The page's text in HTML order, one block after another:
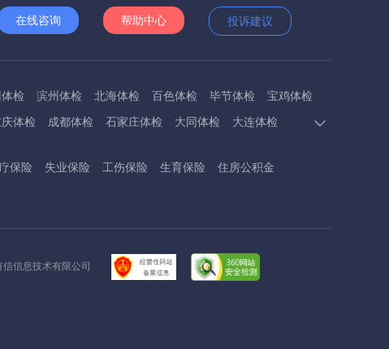
在线咨询 帮助中心 投诉建议
检 滨州体检 北海体检 百色体检 毕节体检
宝鸡体检
体检 成都体检 石家庄体检 大同体检
大连体检
衡水体检 呼和浩特体检 呼伦贝尔体检
葫芦岛体检
景德镇体检 九江体检 吉安体检 济南体检
济宁体检
辽阳体检 连云港体检 丽水体检
陇南体检 牡丹江体检
马鞍山体检
保险 失业保险 工伤保险 生育保险
住房公积金
信息技术有限公司